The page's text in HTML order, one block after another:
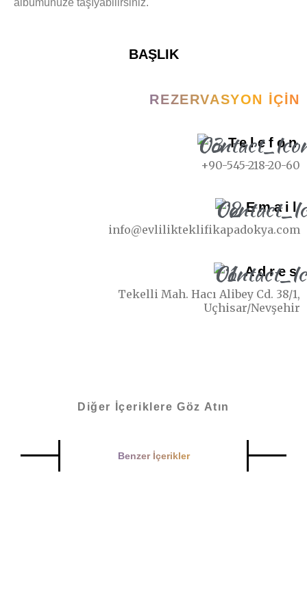
BAŞLIK
REZERVASYON İÇIN
Telefon
+90-545-218-20-60
Email
info@evlilikteklifikapadokya.com
Adres
Tekelli Mah. Hacı Alibey Cd. 38/1,
Uçhisar/Nevşehir
Diğer İçeriklere Göz Atın
Benzer İçerikler